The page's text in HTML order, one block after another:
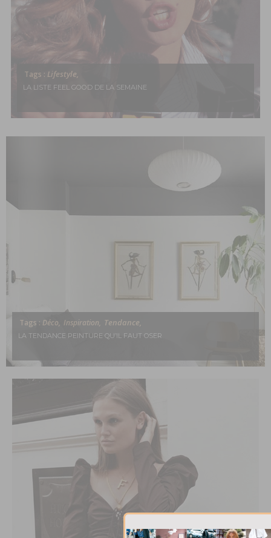
Tags : Lifestyle,
LA LISTE FEEL GOOD DE LA SEMAINE
Tags : Déco, Inspiration, Tendance,
LA TENDANCE PEINTURE QU’IL FAUT OSER